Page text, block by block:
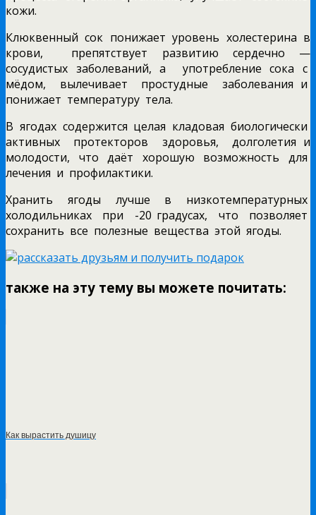
кожи.
Клюквенный сок понижает уровень холестерина в
крови, препятствует развитию сердечно —
сосудистых заболеваний, а употребление сока с
мёдом, вылечивает простудные заболевания и
понижает температуру тела.
В ягодах содержится целая кладовая биологически
активных протекторов здоровья, долголетия и
молодости, что даёт хорошую возможность для
лечения и профилактики.
Хранить ягоды лучше в низкотемпературных
холодильниках при -20 градусах, что позволяет
сохранить все полезные вещества этой ягоды.
также на эту тему вы можете почитать:
Как вырастить душицу